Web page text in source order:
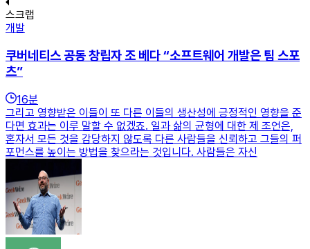
스크랩
개발
쿠버네티스 공동 창립자 조 베다 “소프트웨어 개발은 팀 스포
츠”
16분
그리고 영향받은 이들이 또 다른 이들의 생산성에 긍정적인 영향을 준
다면 효과는 이루 말할 수 없겠죠. 일과 삶의 균형에 대한 제 조언은,
혼자서 모든 것을 감당하지 않도록 다른 사람들을 신뢰하고 그들의 퍼
포먼스를 높이는 방법을 찾으라는 것입니다. 사람들은 자신